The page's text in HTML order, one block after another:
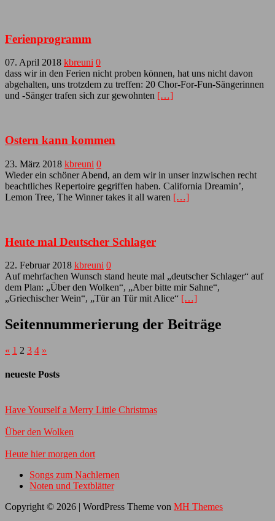
Ferienprogramm
07. April 2018 kbreuni 0
dass wir in den Ferien nicht proben können, hat uns nicht davon
abgehalten, uns trotzdem zu treffen: 20 Chor-For-Fun-Sängerinnen
und -Sänger trafen sich zur gewohnten […]
Ostern kann kommen
23. März 2018 kbreuni 0
Wieder ein schöner Abend, an dem wir in unser inzwischen recht
beachtliches Repertoire gegriffen haben. California Dreamin’,
Lemon Tree, The Winner takes it all waren […]
Heute mal Deutscher Schlager
22. Februar 2018 kbreuni 0
Auf mehrfachen Wunsch stand heute mal „deutscher Schlager“ auf
dem Plan: „Über den Wolken“, „Aber bitte mir Sahne“,
„Griechischer Wein“, „Tür an Tür mit Alice“ […]
Seitennummerierung der Beiträge
« 1 2 3 4 »
neueste Posts
Have Yourself a Merry Little Christmas
Über den Wolken
Heute hier morgen dort
Songs zum Nachlernen
Noten und Textblätter
Copyright © 2026 | WordPress Theme von MH Themes